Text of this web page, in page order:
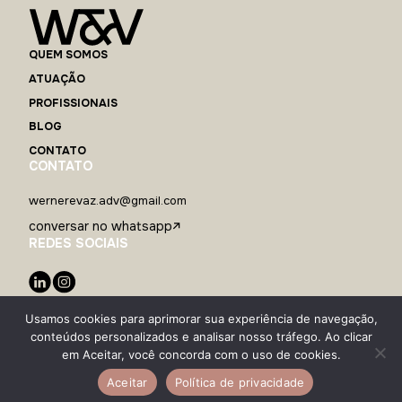
QUEM SOMOS
ATUAÇÃO
PROFISSIONAIS
BLOG
CONTATO
CONTATO
wernerevaz.adv@gmail.com
conversar no whatsapp
REDES SOCIAIS
© Werner&Vaz 2025
Política de Privacidade
Usamos cookies para aprimorar sua experiência de navegação,
conteúdos personalizados e analisar nosso tráfego. Ao clicar
em Aceitar, você concorda com o uso de cookies.
Aceitar
Política de privacidade